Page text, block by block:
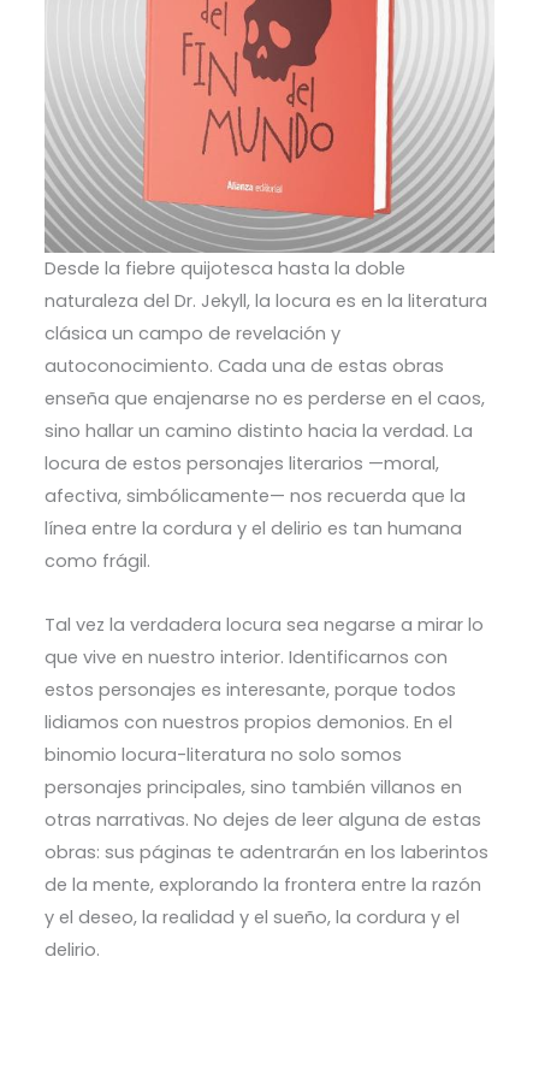
Desde la fiebre quijotesca hasta la doble
naturaleza del Dr. Jekyll, la locura es en la literatura
clásica un campo de revelación y
autoconocimiento. Cada una de estas obras
enseña que enajenarse no es perderse en el caos,
sino hallar un camino distinto hacia la verdad. La
locura de estos personajes literarios —moral,
afectiva, simbólicamente— nos recuerda que la
línea entre la cordura y el delirio es tan humana
como frágil.
Tal vez la verdadera locura sea negarse a mirar lo
que vive en nuestro interior. Identificarnos con
estos personajes es interesante, porque todos
lidiamos con nuestros propios demonios. En el
binomio locura-literatura no solo somos
personajes principales, sino también villanos en
otras narrativas. No dejes de leer alguna de estas
obras: sus páginas te adentrarán en los laberintos
de la mente, explorando la frontera entre la razón
y el deseo, la realidad y el sueño, la cordura y el
delirio.